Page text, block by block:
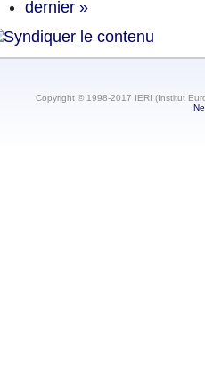
dernier »
Copyright © 1998-2017 IERI (Institut